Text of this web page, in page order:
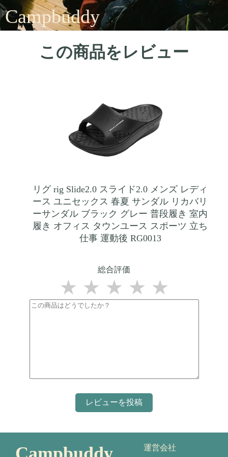
Campbuddy
この商品をレビュー
リグ rig Slide2.0 スライド2.0 メンズ レディ
ース ユニセックス 春夏 サンダル リカバリ
ーサンダル ブラック グレー 普段履き 室内
履き オフィス タウンユース スポーツ 立ち
仕事 運動後 RG0013
総合評価
★
★
★
★
★
運営会社